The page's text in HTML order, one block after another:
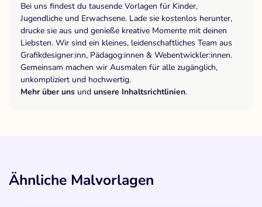
Bei uns findest du tausende Vorlagen für Kinder,
Jugendliche und Erwachsene. Lade sie kostenlos herunter,
drucke sie aus und genieße kreative Momente mit deinen
Liebsten. Wir sind ein kleines, leidenschaftliches Team aus
Grafikdesigner:inn, Pädagog:innen & Webentwickler:innen.
Gemeinsam machen wir Ausmalen für alle zugänglich,
unkompliziert und hochwertig.
Mehr über uns und unsere Inhaltsrichtlinien.
Ähnliche Malvorlagen